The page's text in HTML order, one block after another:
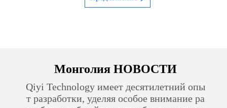
Монголия НОВОСТИ
Qiyi Technology имеет десятилетний опы
т разработки, уделяя особое внимание ра